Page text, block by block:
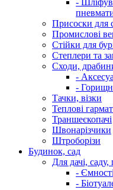
-
Присоски для
Промислові
Стійки для
Степлери та
Сходи,
-
-
Тачки, візки
Теплові
Траншеєкопачі
Швонарізчики
Штроборізи
Будинок, сад
Для дачі, саду,
-
-